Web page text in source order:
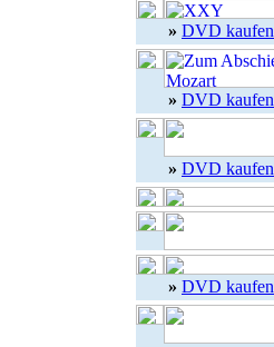
» DVD kaufen
» DVD kaufen
» DVD kaufen
» DVD kaufen